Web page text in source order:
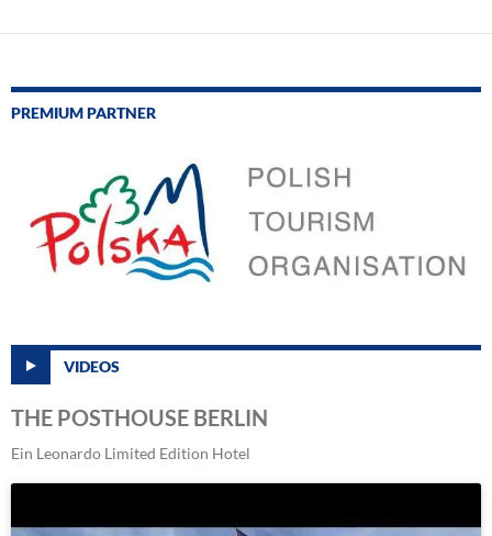
PREMIUM PARTNER
VIDEOS
THE POSTHOUSE BERLIN
Ein Leonardo Limited Edition Hotel